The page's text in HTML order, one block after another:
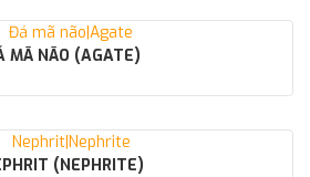
MÃ NÃO (AGATE)
(NEPHRITE)